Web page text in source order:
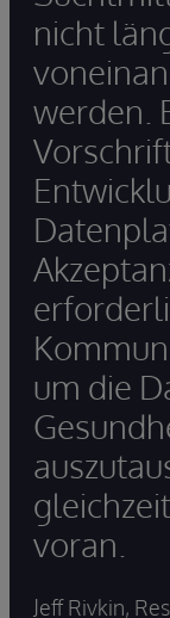
nicht
werden.
um die
voran.
Jeff Rivkin,